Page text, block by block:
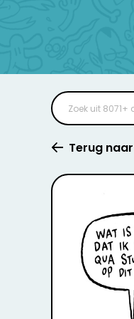
Terug